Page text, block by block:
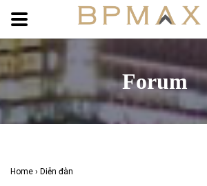
Skip
to
content
Forum
Home › Diễn đàn